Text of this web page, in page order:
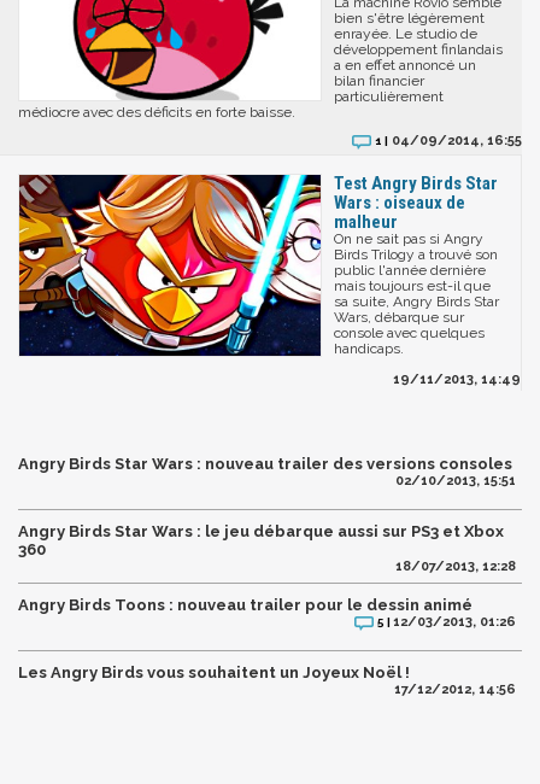
bien s'être légèrement
enrayée. Le studio de
développement finlandais
a en effet annoncé un
bilan financier
particulièrement
médiocre avec des déficits en forte baisse.
1 | 04/09/2014, 16:55
Test Angry Birds Star
Wars : oiseaux de
malheur
On ne sait pas si Angry
Birds Trilogy a trouvé son
public l'année dernière
mais toujours est-il que
sa suite, Angry Birds Star
Wars, débarque sur
console avec quelques
handicaps.
19/11/2013, 14:49
Angry Birds Star Wars : nouveau trailer des versions consoles
02/10/2013, 15:51
Angry Birds Star Wars : le jeu débarque aussi sur PS3 et Xbox
360
18/07/2013, 12:28
Angry Birds Toons : nouveau trailer pour le dessin animé
5 |12/03/2013, 01:26
Les Angry Birds vous souhaitent un Joyeux Noël !
17/12/2012, 14:56